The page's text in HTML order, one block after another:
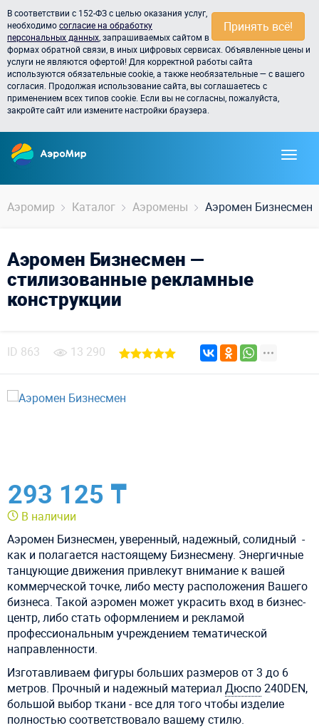
Принять всё!
В соответствии с 152-ФЗ с целью оказания услуг,
необходимосогласие на обработку
персональных данных , запрашиваемых сайтом в
формах обратной связи, в иных цифровых сервисах. Объявленные цены и
услуги не являются офертой! Для корректной работы сайта
используются обязательные cookie, а также необязательные — с вашего
согласия. Продолжая использование сайта, вы соглашаетесь с
применением всех типов cookie. Если вы не согласны, пожалуйста,
закройте сайт или измените настройки браузера.
Аэромир Каталог Аэромены Аэромен Бизнесмен
Аэромен Бизнесмен —
стилизованные рекламные
конструкции
ID 863 13 290
293 125 ₸
В наличии
Аэромен Бизнесмен, уверенный, надежный, солидный -
как и полагается настоящему Бизнесмену. Энергичные
танцующие движения привлекут внимание к вашей
коммерческой точке, либо месту расположения Вашего
бизнеса. Такой аэромен может украсить вход в бизнес-
центр, либо стать оформлением и рекламой
профессиональным учреждением тематической
направленности.
Изготавливаем фигуры больших размеров от 3 до 6
метров. Прочный и надежный материал Дюспо240DEN,
большой выбор ткани - все для того чтобы изделие
полностью соответствовало вашему стилю.